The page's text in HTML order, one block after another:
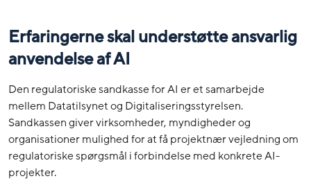
Erfaringerne skal understøtte ansvarlig
anvendelse af AI
Den regulatoriske sandkasse for AI er et samarbejde
mellem Datatilsynet og Digitaliseringsstyrelsen.
Sandkassen giver virksomheder, myndigheder og
organisationer mulighed for at få projektnær vejledning om
regulatoriske spørgsmål i forbindelse med konkrete AI-
projekter.